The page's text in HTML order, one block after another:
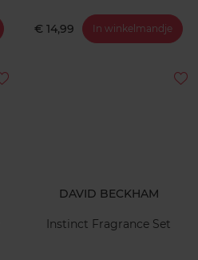
€ 14,99 In winkelmandje
DAVID BECKHAM
Instinct Fragrance Set